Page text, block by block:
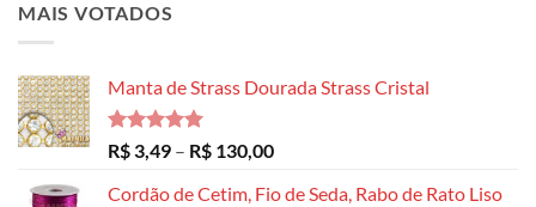
MAIS VOTADOS
Manta de Strass Dourada Strass Cristal
Avaliação
5.00
de 5
R$ 3,49 – R$ 130,00Faixa
preço:
Cordão de Cetim, Fio de Seda, Rabo de Rato Liso